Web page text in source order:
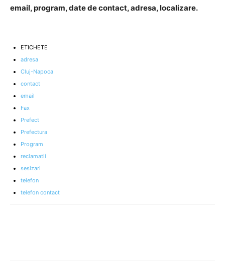
email, program, date de contact, adresa, localizare.
ETICHETE
adresa
Cluj-Napoca
contact
email
Fax
Prefect
Prefectura
Program
reclamatii
sesizari
telefon
telefon contact